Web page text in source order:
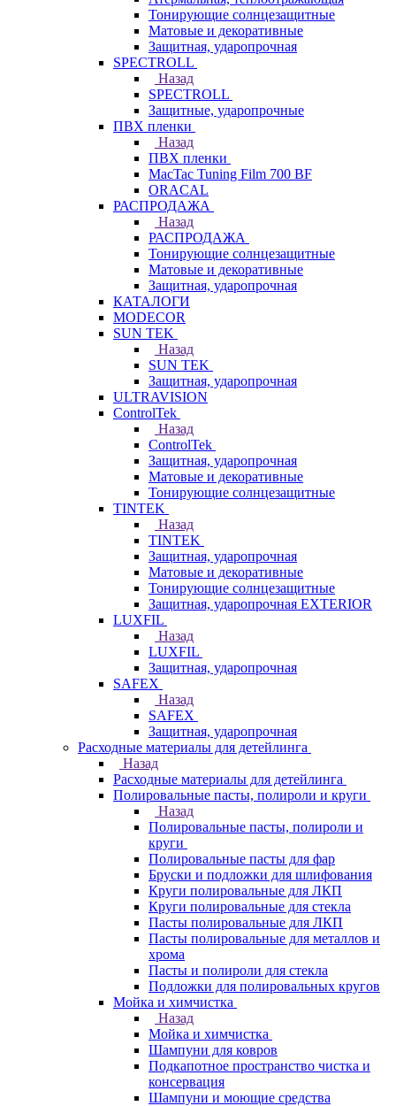
Тонирующие солнцезащитные
Матовые и декоративные
Защитная, ударопрочная
SPECTROLL
Назад
SPECTROLL
Защитные, ударопрочные
ПВХ пленки
Назад
ПВХ пленки
MacTac Tuning Film 700 BF
ORACAL
РАСПРОДАЖА
Назад
РАСПРОДАЖА
Тонирующие солнцезащитные
Матовые и декоративные
Защитная, ударопрочная
КАТАЛОГИ
MODECOR
SUN TEK
Назад
SUN TEK
Защитная, ударопрочная
ULTRAVISION
ControlTek
Назад
ControlTek
Защитная, ударопрочная
Матовые и декоративные
Тонирующие солнцезащитные
TINTEK
Назад
TINTEK
Защитная, ударопрочная
Матовые и декоративные
Тонирующие солнцезащитные
Защитная, ударопрочная EXTERIOR
LUXFIL
Назад
LUXFIL
Защитная, ударопрочная
SAFEX
Назад
SAFEX
Защитная, ударопрочная
Расходные материалы для детейлинга
Назад
Расходные материалы для детейлинга
Полировальные пасты, полироли и круги
Назад
Полировальные пасты, полироли и
круги
Полировальные пасты для фар
Бруски и подложки для шлифования
Круги полировальные для ЛКП
Круги полировальные для стекла
Пасты полировальные для ЛКП
Пасты полировальные для металлов и
хрома
Пасты и полироли для стекла
Подложки для полировальных кругов
Мойка и химчистка
Назад
Мойка и химчистка
Шампуни для ковров
Подкапотное пространство чистка и
консервация
Шампуни и моющие средства